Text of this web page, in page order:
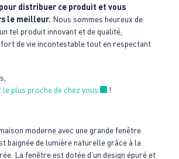
distribuer ce produit et vous
le meilleur. Nous sommes heureux de
tel produit innovant et de qualité,
de vie incontestable tout en respectant
plus proche de chez vous
Nouvelle fenêtre
!